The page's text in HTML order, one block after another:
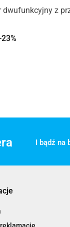
dwufunkcyjny z
I bądź na